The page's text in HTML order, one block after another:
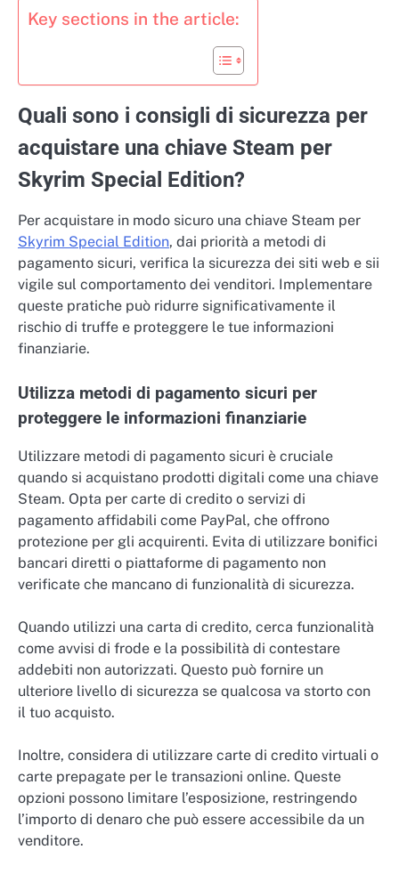
Key sections in the article:
Quali sono i consigli di sicurezza per
acquistare una chiave Steam per
Skyrim Special Edition?
Per acquistare in modo sicuro una chiave Steam per
Skyrim Special Edition, dai priorità a metodi di
pagamento sicuri, verifica la sicurezza dei siti web e sii
vigile sul comportamento dei venditori. Implementare
queste pratiche può ridurre significativamente il
rischio di truffe e proteggere le tue informazioni
finanziarie.
Utilizza metodi di pagamento sicuri per
proteggere le informazioni finanziarie
Utilizzare metodi di pagamento sicuri è cruciale
quando si acquistano prodotti digitali come una chiave
Steam. Opta per carte di credito o servizi di
pagamento affidabili come PayPal, che offrono
protezione per gli acquirenti. Evita di utilizzare bonifici
bancari diretti o piattaforme di pagamento non
verificate che mancano di funzionalità di sicurezza.
Quando utilizzi una carta di credito, cerca funzionalità
come avvisi di frode e la possibilità di contestare
addebiti non autorizzati. Questo può fornire un
ulteriore livello di sicurezza se qualcosa va storto con
il tuo acquisto.
Inoltre, considera di utilizzare carte di credito virtuali o
carte prepagate per le transazioni online. Queste
opzioni possono limitare l’esposizione, restringendo
l’importo di denaro che può essere accessibile da un
venditore.